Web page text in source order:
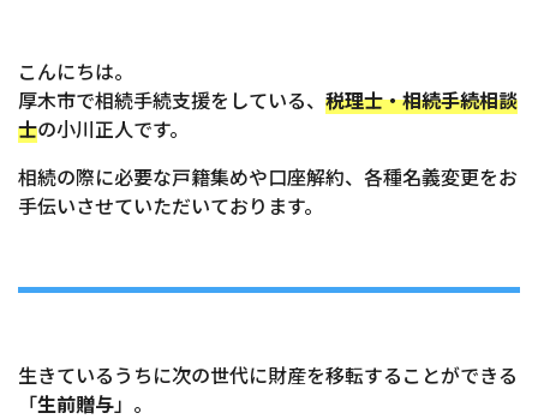
こんにちは。
厚木市で相続手続支援をしている、 税理士・相続手続相談
士の小川正人です。
相続の際に必要な戸籍集めや口座解約、各種名義変更をお
手伝いさせていただいております。
生きているうちに次の世代に財産を移転することができる
「生前贈与」。